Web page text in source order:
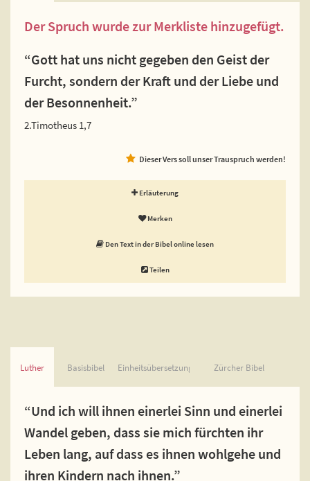
Der Spruch wurde zur Merkliste hinzugefügt.
“Gott hat uns nicht gegeben den Geist der
Furcht, sondern der Kraft und der Liebe und
der Besonnenheit.”
2.Timotheus 1,7
Dieser Vers soll unser Trauspruch werden!
Erläuterung
Merken
Den Text in der Bibel online lesen
Teilen
Luther Basisbibel Einheitsübersetzung Zürcher Bibel
“Und ich will ihnen einerlei Sinn und einerlei
Wandel geben, dass sie mich fürchten ihr
Leben lang, auf dass es ihnen wohlgehe und
ihren Kindern nach ihnen.”